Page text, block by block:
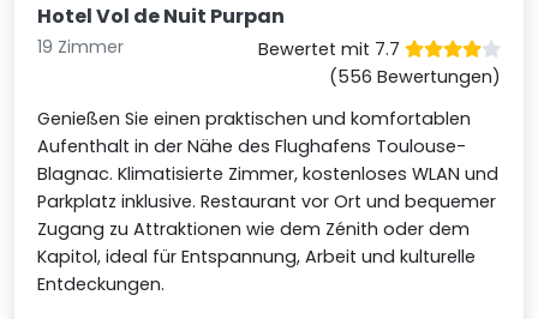
Hotel Vol de Nuit Purpan
19 Zimmer
Bewertet mit 7.7
(556 Bewertungen)
Genießen Sie einen praktischen und komfortablen
Aufenthalt in der Nähe des Flughafens Toulouse-
Blagnac. Klimatisierte Zimmer, kostenloses WLAN und
Parkplatz inklusive. Restaurant vor Ort und bequemer
Zugang zu Attraktionen wie dem Zénith oder dem
Kapitol, ideal für Entspannung, Arbeit und kulturelle
Entdeckungen.